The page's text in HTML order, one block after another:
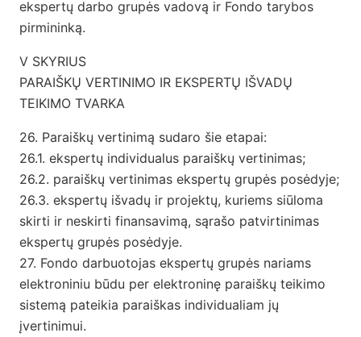
ekspertų darbo grupės vadovą ir Fondo tarybos
pirmininką.
V SKYRIUS
PARAIŠKŲ VERTINIMO IR EKSPERTŲ IŠVADŲ
TEIKIMO TVARKA
26. Paraiškų vertinimą sudaro šie etapai:
26.1. ekspertų individualus paraiškų vertinimas;
26.2. paraiškų vertinimas ekspertų grupės posėdyje;
26.3. ekspertų išvadų ir projektų, kuriems siūloma
skirti ir neskirti finansavimą, sąrašo patvirtinimas
ekspertų grupės posėdyje.
27. Fondo darbuotojas ekspertų grupės nariams
elektroniniu būdu per elektroninę paraiškų teikimo
sistemą pateikia paraiškas individualiam jų
įvertinimui.